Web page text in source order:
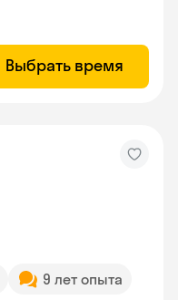
Выбрать время
9 лет опыта